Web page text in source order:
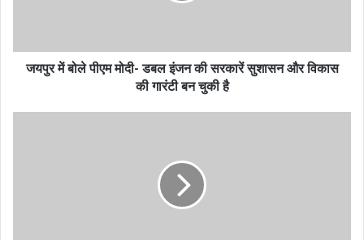
जयपुर में बोले पीएम मोदी- डबल इंजन की सरकारें सुशासन और विकास
की गारंटी बन चुकी है